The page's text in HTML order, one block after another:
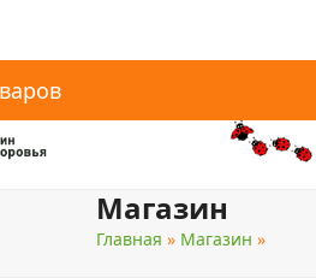
Скидки
Магазин
Главная » Магазин »